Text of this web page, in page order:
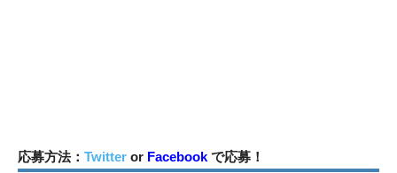
応募方法： Twitter or Facebookで応募！